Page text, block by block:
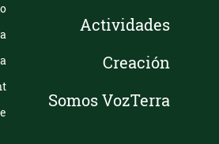
Actividades
Creación
Somos VozTerra